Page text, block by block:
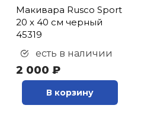
Макивара Rusco Sport
20 х 40 см черный
45319
есть в наличии
2 000 ₽
В корзину